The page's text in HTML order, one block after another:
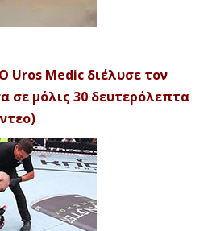
Uros Medic διέλυσε τον
σε μόλις 30 δευτερόλεπτα